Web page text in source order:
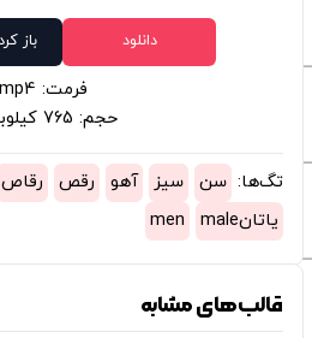
دانلود باز
فرمت: mp4
حجم: 765 کیلوبایت
تگ‌ها: سن سیز آهو رقص رقاص
یاتانmale
men
قالب‌های مشابه